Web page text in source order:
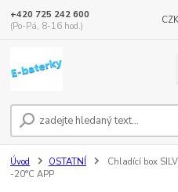
+420 725 242 600
(Po-Pá, 8-16 hod.)
Úvod OSTATNÍ
Chladící box
-20°C APP